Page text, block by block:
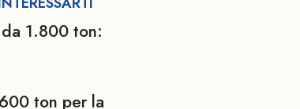
1.800 ton:
ton per la